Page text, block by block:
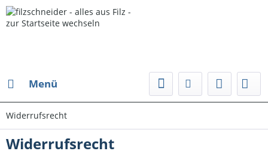
Menü
Widerrufsrecht
Widerrufsrecht